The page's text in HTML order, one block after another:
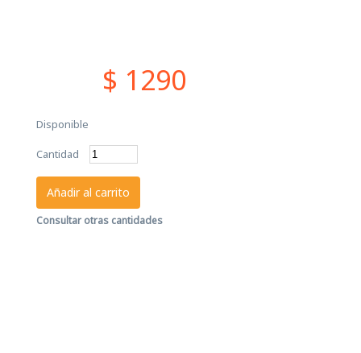
$ 1290
Disponible
Cantidad
Añadir al carrito
Consultar otras cantidades